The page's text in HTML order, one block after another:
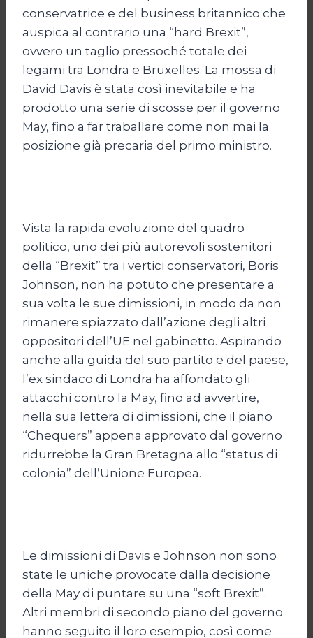
conservatrice e del business britannico che
auspica al contrario una “hard Brexit”,
ovvero un taglio pressoché totale dei
legami tra Londra e Bruxelles. La mossa di
David Davis è stata così inevitabile e ha
prodotto una serie di scosse per il governo
May, fino a far traballare come non mai la
posizione già precaria del primo ministro.
Vista la rapida evoluzione del quadro
politico, uno dei più autorevoli sostenitori
della “Brexit” tra i vertici conservatori, Boris
Johnson, non ha potuto che presentare a
sua volta le sue dimissioni, in modo da non
rimanere spiazzato dall’azione degli altri
oppositori dell’UE nel gabinetto. Aspirando
anche alla guida del suo partito e del paese,
l’ex sindaco di Londra ha affondato gli
attacchi contro la May, fino ad avvertire,
nella sua lettera di dimissioni, che il piano
“Chequers” appena approvato dal governo
ridurrebbe la Gran Bretagna allo “status di
colonia” dell’Unione Europea.
Le dimissioni di Davis e Johnson non sono
state le uniche provocate dalla decisione
della May di puntare su una “soft Brexit”.
Altri membri di secondo piano del governo
hanno seguito il loro esempio, così come